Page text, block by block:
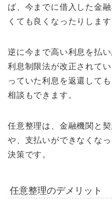
ば、今までに借入した金
くても良くなったりします
逆に今まで高い利息を払
利息制限法が改正されて
っていた利息を返還して
相談もできます。
任意整理は、金融機関と
や、支払いができなくな
決策です。
任意整理のデメリット